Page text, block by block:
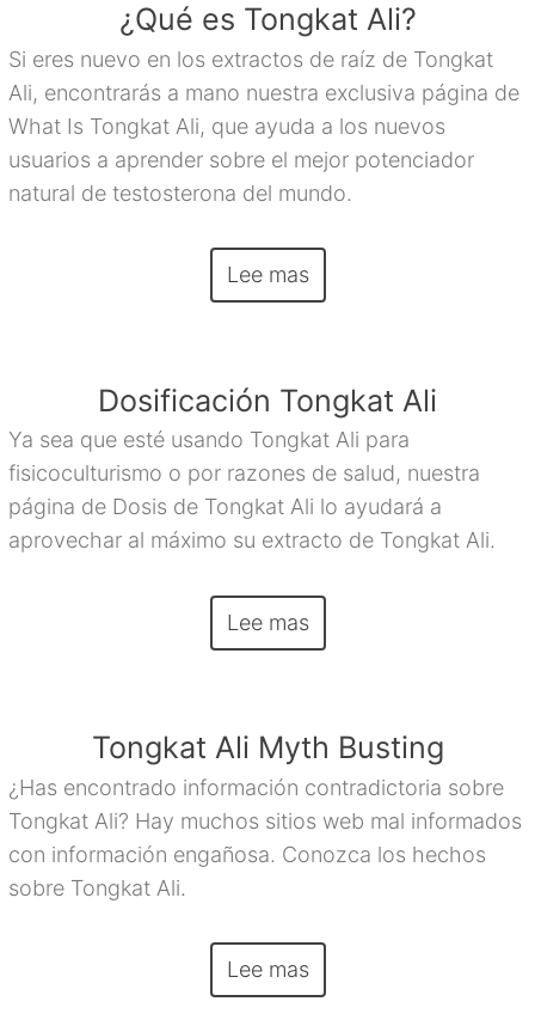
¿Qué es Tongkat Ali?
Si eres nuevo en los extractos de raíz de Tongkat
Ali, encontrarás a mano nuestra exclusiva página de
What Is Tongkat Ali, que ayuda a los nuevos
usuarios a aprender sobre el mejor potenciador
natural de testosterona del mundo.
Lee mas
Dosificación Tongkat Ali
Ya sea que esté usando Tongkat Ali para
fisicoculturismo o por razones de salud, nuestra
página de Dosis de Tongkat Ali lo ayudará a
aprovechar al máximo su extracto de Tongkat Ali.
Lee mas
Tongkat Ali Myth Busting
¿Has encontrado información contradictoria sobre
Tongkat Ali? Hay muchos sitios web mal informados
con información engañosa. Conozca los hechos
sobre Tongkat Ali.
Lee mas